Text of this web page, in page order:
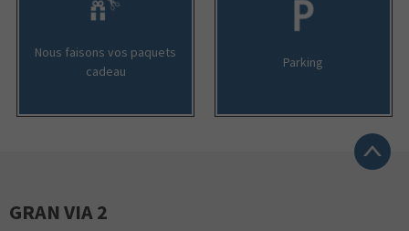
Nous faisons vos paquets
cadeau
Parking
GRAN VIA 2